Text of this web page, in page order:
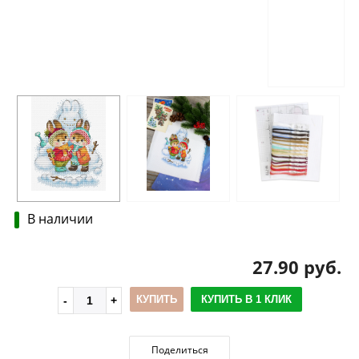
В наличии
27.90 руб.
КУПИТЬ КУПИТЬ В 1 КЛИК
Поделиться